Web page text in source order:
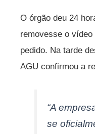
O órgão deu 24
removesse o
pedido. Na tarde
AGU confirmou a
“A
se